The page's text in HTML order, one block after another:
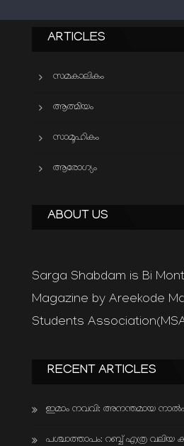
ARTICLES
സമകാലികം
ആത്മിയം
സാമൂഹികം
ആരോഗ്യം
ABOUT US
Sarga Shabdam is Bi
Magazine by Areekode
Students
RECENT ARTICLES
ഇമാം നവവി: അനന്തമായ
പശ്ചാത്താപം: റബ്ബ് എത്ര